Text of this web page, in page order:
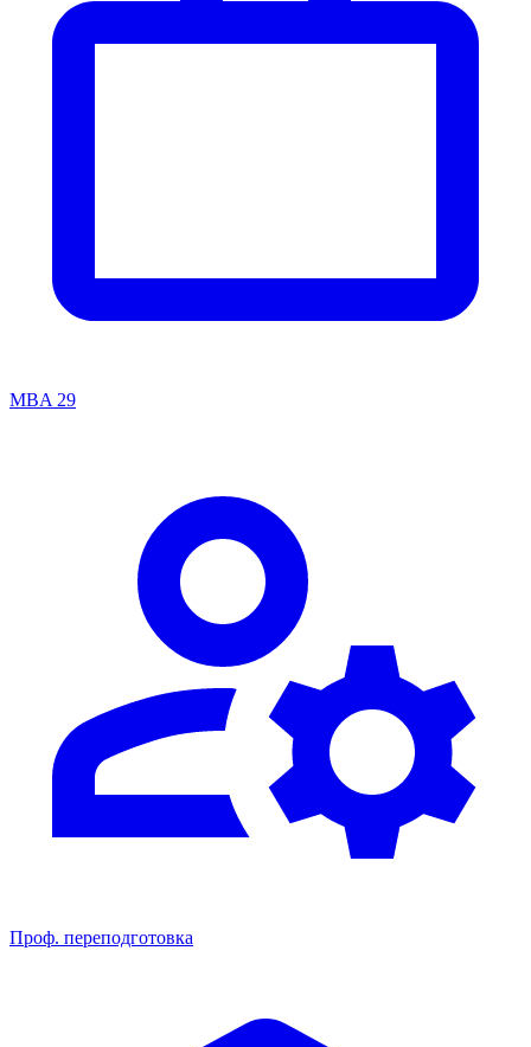
MBA 29
Проф. переподготовка